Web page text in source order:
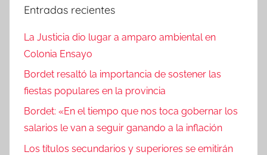
Entradas recientes
La Justicia dio lugar a amparo ambiental en
Colonia Ensayo
Bordet resaltó la importancia de sostener las
fiestas populares en la provincia
Bordet: «En el tiempo que nos toca gobernar los
salarios le van a seguir ganando a la inflación
Los títulos secundarios y superiores se emitirán